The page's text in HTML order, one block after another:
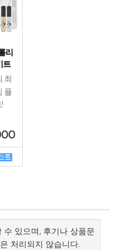
리
트
최
플
있으며, 후기나 상품문
처리되지 않습니다.